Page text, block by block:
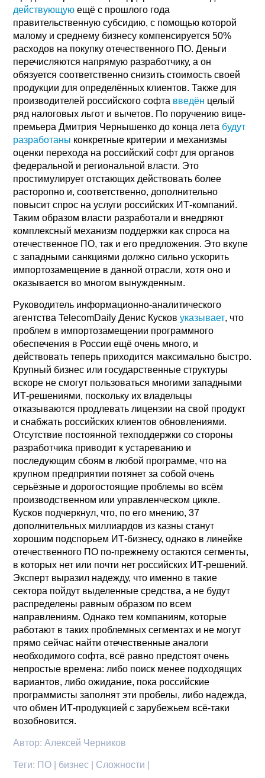
действующую ещё с прошлого года
правительственную субсидию, с помощью которой
малому и среднему бизнесу компенсируется 50%
расходов на покупку отечественного ПО. Деньги
перечисляются напрямую разработчику, а он
обязуется соответственно снизить стоимость своей
продукции для определённых клиентов. Также для
производителей российского софта введён целый
ряд налоговых льгот и вычетов. По поручению вице-
премьера Дмитрия Чернышенко до конца лета будут
разработаны конкретные критерии и механизмы
оценки перехода на российский софт для органов
федеральной и региональной власти. Это
простимулирует отстающих действовать более
расторопно и, соответственно, дополнительно
повысит спрос на услуги российских ИТ-компаний.
Таким образом власти разработали и внедряют
комплексный механизм поддержки как спроса на
отечественное ПО, так и его предложения. Это вкупе
с западными санкциями должно сильно ускорить
импортозамещение в данной отрасли, хотя оно и
оказывается во многом вынужденным.
Руководитель информационно-аналитического
агентства TelecomDaily Денис Кусковуказывает, что
проблем в импортозамещении программного
обеспечения в России ещё очень много, и
действовать теперь приходится максимально быстро.
Крупный бизнес или государственные структуры
вскоре не смогут пользоваться многими западными
ИТ-решениями, поскольку их владельцы
отказываются продлевать лицензии на свой продукт
и снабжать российских клиентов обновлениями.
Отсутствие постоянной техподдержки со стороны
разработчика приводит к устареванию и
последующим сбоям в любой программе, что на
крупном предприятии потянет за собой очень
серьёзные и дорогостоящие проблемы во всём
производственном или управленческом цикле.
Кусков подчеркнул, что, по его мнению, 37
дополнительных миллиардов из казны станут
хорошим подспорьем ИТ-бизнесу, однако в линейке
отечественного ПО по-прежнему остаются сегменты,
в которых нет или почти нет российских ИТ-решений.
Эксперт выразил надежду, что именно в такие
сектора пойдут выделенные средства, а не будут
распределены равным образом по всем
направлениям. Однако тем компаниям, которые
работают в таких проблемных сегментах и не могут
прямо сейчас найти отечественные аналоги
необходимого софта, всё равно предстоят очень
непростые времена: либо поиск менее подходящих
вариантов, либо ожидание, пока российские
программисты заполнят эти пробелы, либо надежда,
что обмен ИТ-продукцией с зарубежьем всё-таки
возобновится.
Автор:Алексей Черников
Теги: ПО | бизнес | Сложности |